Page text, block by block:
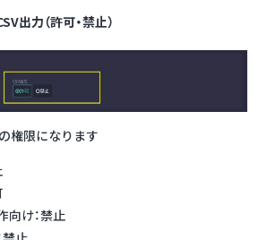
出力（許可・禁止）
権限になります
向け：禁止